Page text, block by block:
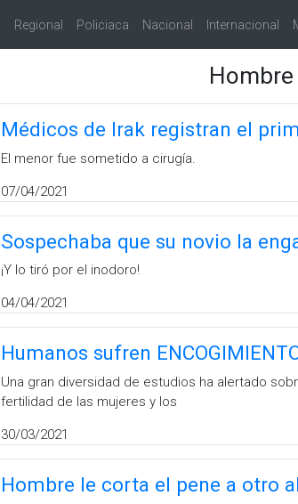
Regional Policiaca Nacional Internacional
Médicos de Irak registran el
El menor fue sometido a cirugía.
07/04/2021
Sospechaba que su novio la
¡Y lo tiró por el inodoro!
04/04/2021
Humanos sufren
Una gran diversidad de estudios ha alertado
fertilidad de las mujeres y los
30/03/2021
Hombre le corta el pene a otro